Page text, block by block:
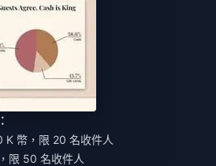
幣，限 20 名收件人
限 50 名收件人